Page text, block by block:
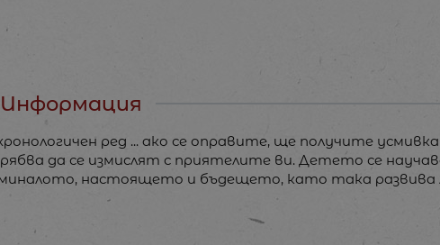
Информация
ред ... ако се оправите, ще получите усмивка
да се измислят с приятелите ви. Детето се
настоящето и бъдещето, като така развива